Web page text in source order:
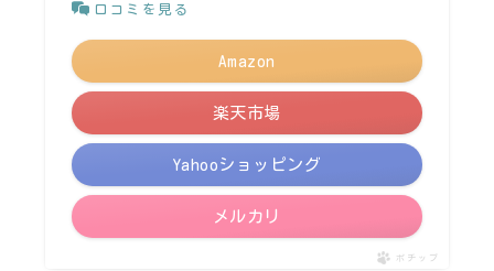
口コミを見る
Amazon
楽天市場
Yahooショッピング
メルカリ
ポチップ